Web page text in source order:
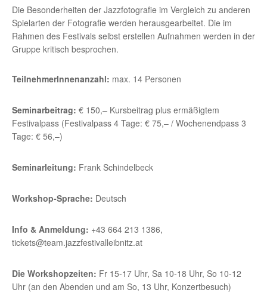
Die Besonderheiten der Jazzfotografie im Vergleich zu anderen
Spielarten der Fotografie werden herausgearbeitet. Die im
Rahmen des Festivals selbst erstellen Aufnahmen werden in der
Gruppe kritisch besprochen.
TeilnehmerInnenanzahl: max. 14 Personen
Seminarbeitrag: € 150,– Kursbeitrag plus ermäßigtem
Festivalpass (Festivalpass 4 Tage: € 75,– / Wochenendpass 3
Tage: € 56,–)
Seminarleitung: Frank Schindelbeck
Workshop-Sprache: Deutsch
Info & Anmeldung: +43 664 213 1386,
tickets@team.jazzfestivalleibnitz.at
Die Workshopzeiten: Fr 15-17 Uhr, Sa 10-18 Uhr, So 10-12
Uhr (an den Abenden und am So, 13 Uhr, Konzertbesuch)